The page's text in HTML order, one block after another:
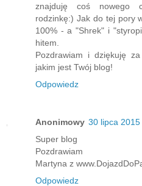
znajduję coś nowego
rodzinkę:) Jak do tej pory
100% - a "Shrek" i
hitem.
Pozdrawiam i dziękuję
jakim jest Twój blog!
Odpowiedz
Anonimowy 30 lipca 2015
Super blog
Pozdrawiam
Martyna z
Odpowiedz